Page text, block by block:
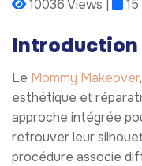
10036 Views |
Introduction
Le Mommy Makeover
esthétique et
approche intégrée
retrouver leur
procédure associe